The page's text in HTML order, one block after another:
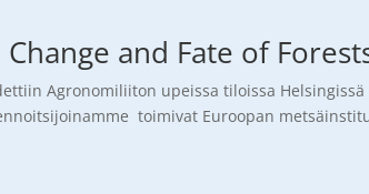
and Fate of
Agronomiliiton upeissa tiloissa
toimivat Euroopan